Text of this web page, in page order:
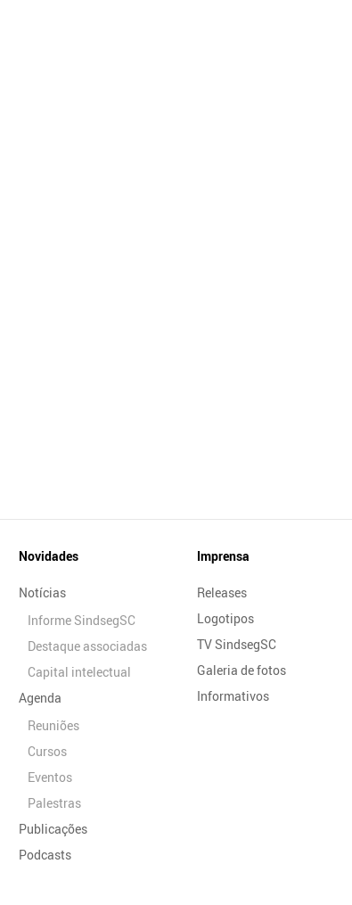
Novidades
Notícias
Informe SindsegSC
Destaque associadas
Capital intelectual
Agenda
Reuniões
Cursos
Eventos
Palestras
Publicações
Podcasts
Imprensa
Releases
Logotipos
TV SindsegSC
Galeria de fotos
Informativos